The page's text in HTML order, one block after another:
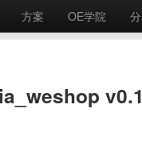
方案 OE学院